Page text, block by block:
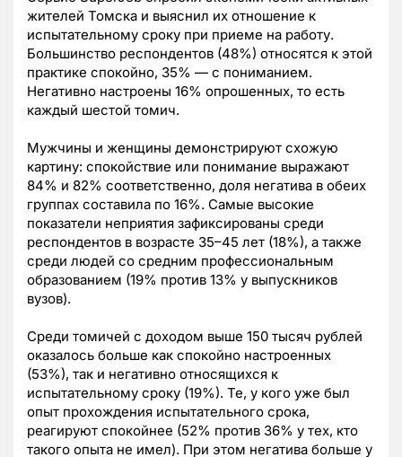
жителей Томска и выяснил их отношение к
испытательному сроку при приеме на работу.
Большинство респондентов (48%) относятся к этой
практике спокойно, 35% — с пониманием.
Негативно настроены 16% опрошенных, то есть
каждый шестой томич.
Мужчины и женщины демонстрируют схожую
картину: спокойствие или понимание выражают
84% и 82% соответственно, доля негатива в обеих
группах составила по 16%. Самые высокие
показатели неприятия зафиксированы среди
респондентов в возрасте 35–45 лет (18%), а также
среди людей со средним профессиональным
образованием (19% против 13% у выпускников
вузов).
Среди томичей с доходом выше 150 тысяч рублей
оказалось больше как спокойно настроенных
(53%), так и негативно относящихся к
испытательному сроку (19%). Те, у кого уже был
опыт прохождения испытательного срока,
реагируют спокойнее (52% против 36% у тех, кто
такого опыта не имел). При этом негатива больше у